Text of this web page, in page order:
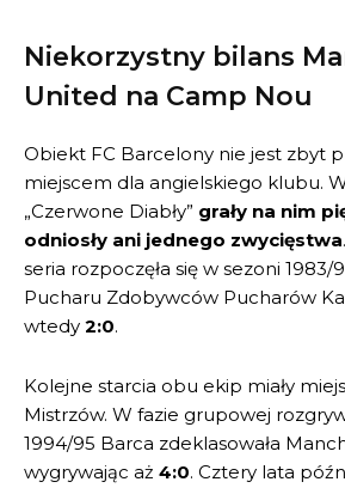
Niekorzystny bilans
United na Camp Nou
Obiekt FC Barcelony nie jest zbyt
miejscem dla angielskiego klubu.
„Czerwone Diabły” grały na nim
odniosły ani jednego zwycięstwa
seria rozpoczęła się w sezoni
Pucharu Zdobywców Pucharów
wtedy 2:0.
Kolejne starcia obu ekip miały
Mistrzów. W fazie grupowej
1994/95 Barca zdeklasowała
wygrywając aż 4:0. Cztery lata